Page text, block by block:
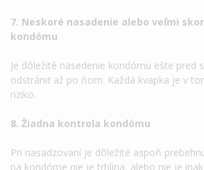
7. Neskoré nasadenie alebo veľmi
kondómu
Je dôležité nasedenie kondómu ešte pred
odstrániť až po ňom. Každá kvapka je v
riziko.
8. Žiadna kontrola kondómu
Pri nasadzovaní je dôležité aspoň
na kondóme nie je trhlina, alebo nie je